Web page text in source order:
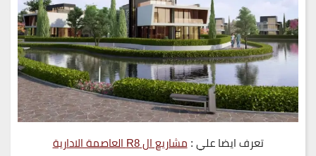
تعرف ايضا علي :مشاريع ال R8 العاصمة الادارية